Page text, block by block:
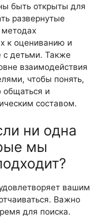
быть открыты для
развернутые
методах
к оцениванию и
с детьми. Также
взаимодействия
чтобы понять,
общаться и
составом.
ни одна
мы
вашим
Важно
для поиска.